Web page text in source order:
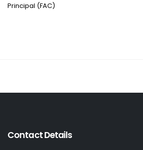
Principal (FAC)
Contact Details